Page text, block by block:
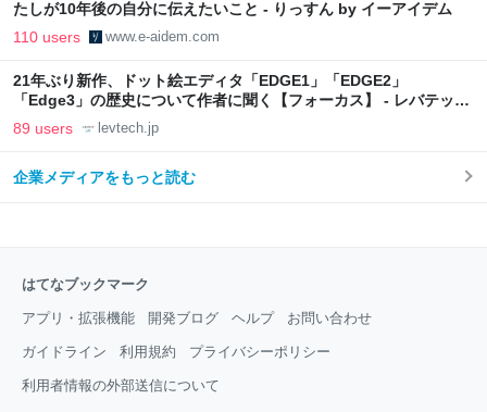
たしが10年後の自分に伝えたいこと - りっすん by イーアイデム
110 users www.e-aidem.com
21年ぶり新作、ドット絵エディタ「EDGE1」「EDGE2」
「Edge3」の歴史について作者に聞く【フォーカス】 - レバテック
LAB
89 users levtech.jp
企業メディアをもっと読む
はてなブックマーク
アプリ・拡張機能 開発ブログ ヘルプ お問い合わせ
ガイドライン 利用規約 プライバシーポリシー
利用者情報の外部送信について